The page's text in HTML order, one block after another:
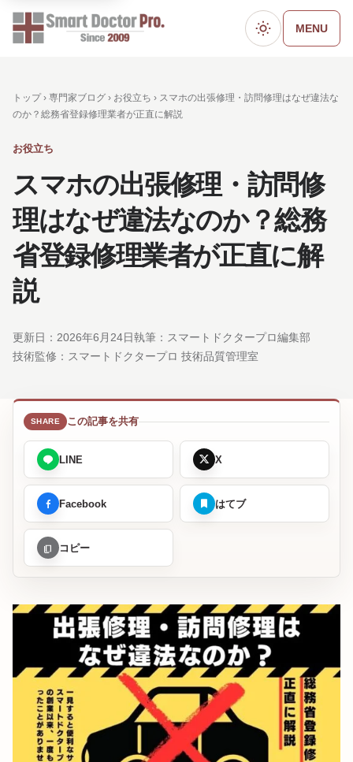
ダークモード
MENU
トップ › 専門家ブログ › お役立ち › スマホの出張修理・訪問修理はなぜ違法な
のか？総務省登録修理業者が正直に解説
お役立ち
スマホの出張修理・訪問修
理はなぜ違法なのか？総務
省登録修理業者が正直に解
説
更新日： 2026年6月24日執筆：スマートドクタープロ編集部
技術監修： スマートドクタープロ 技術品質管理室
この記事を共有
LINE X
Facebook はてブ
コピー